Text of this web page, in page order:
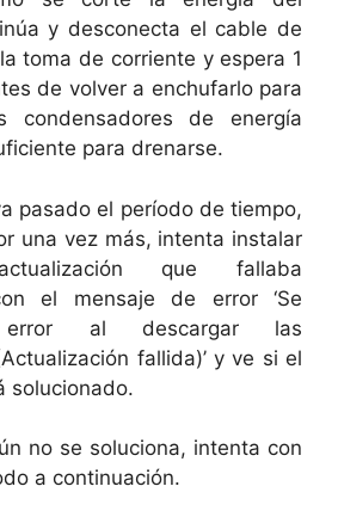
y desconecta el cable de
toma de corriente y espera 1
de volver a enchufarlo para
condensadores de energía
para drenarse.
pasado el período de tiempo,
una vez más, intenta instalar
que fallaba
el mensaje de error ‘Se
al descargar las
fallida)’ y ve si el
solucionado.
no se soluciona, intenta con
a continuación.